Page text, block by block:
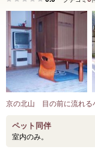
京の北山 目の前に流れる
ペット同伴
室内のみ。